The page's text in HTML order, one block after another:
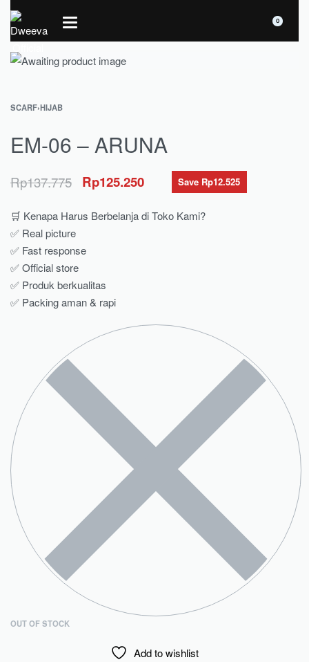
0
SCARF›HIJAB
EM-06 – ARUNA
Rp137.775 Rp125.250 Save Rp12.525
🛒 Kenapa Harus Berbelanja di Toko Kami?
✅ Real picture
✅ Fast response
✅ Official store
✅ Produk berkualitas
✅ Packing aman & rapi
OUT OF STOCK
Add to wishlist